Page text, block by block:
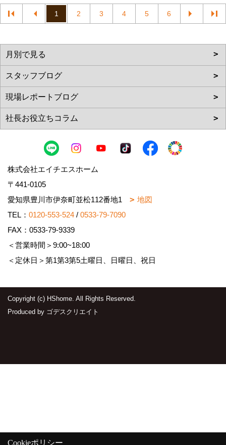
1 2 3 4 5 6
株式会社エイチエスホーム
〒441-0105
愛知県豊川市伊奈町並松112番地1
地図
TEL： 0120-553-524 / 0533-79-7090
FAX：0533-79-9339
＜営業時間＞9:00~18:00
＜定休日＞第1第3第5土曜日、日曜日、祝日
Copyright (c) HShome. All Rights Reserved.
Produced by ゴデスクリエイト
Cookieポリシー